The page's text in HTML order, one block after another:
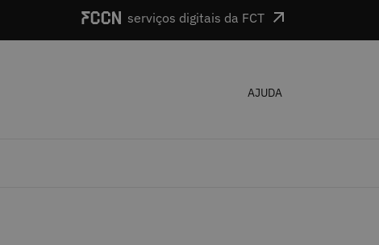
serviços digitais da FCT
AJUDA